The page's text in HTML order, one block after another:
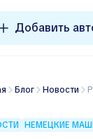
Добавить
Блог Новости
НЕМЕЦКИЕ